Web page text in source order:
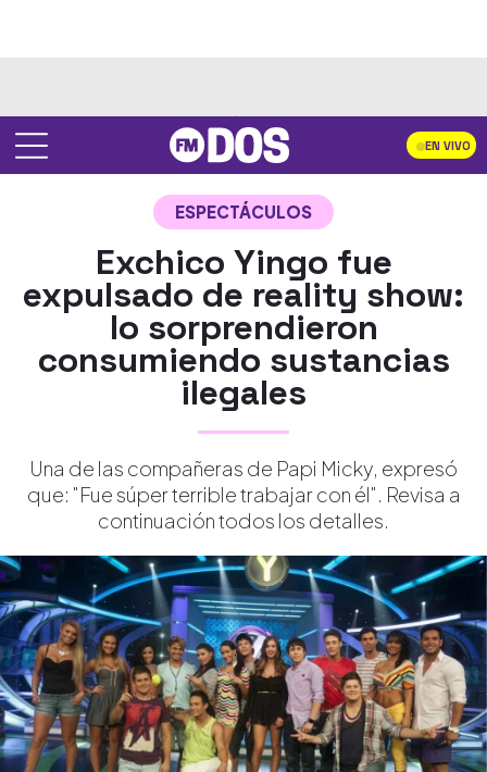
EN VIVO
ESPECTÁCULOS
Exchico Yingo fue
expulsado de reality show:
lo sorprendieron
consumiendo sustancias
ilegales
Una de las compañeras de Papi Micky, expresó
que: "Fue súper terrible trabajar con él". Revisa a
continuación todos los detalles.